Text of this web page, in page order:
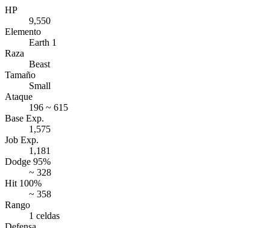
HP
9,550
Elemento
Earth 1
Raza
Beast
Tamaño
Small
Ataque
196 ~ 615
Base Exp.
1,575
Job Exp.
1,181
Dodge 95%
~ 328
Hit 100%
~ 358
Rango
1 celdas